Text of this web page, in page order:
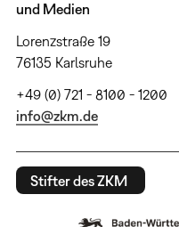
und Medien
Lorenzstraße 19
76135 Karlsruhe
+49 (0) 721 - 8100 - 1200
info@zkm.de
Stifter des ZKM